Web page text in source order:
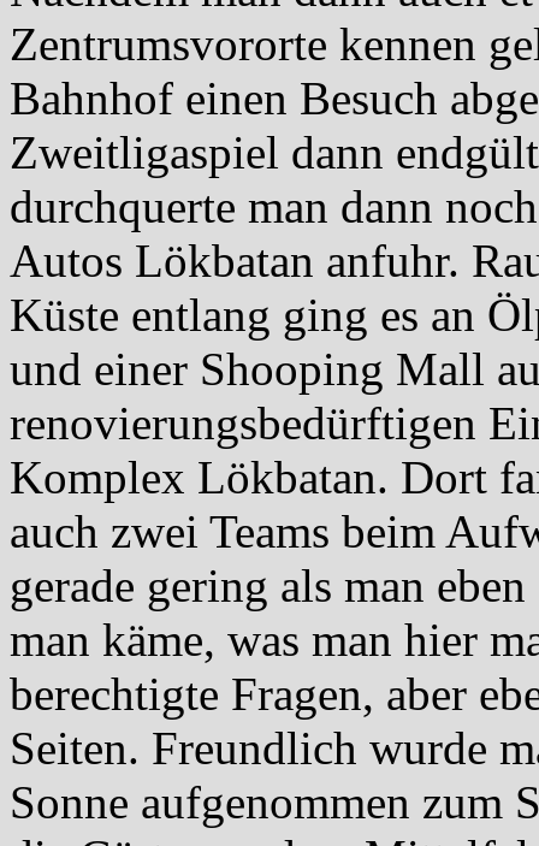
Zentrumsvororte kennen
Bahnhof einen Besuch
Zweitligaspiel dann
durchquerte man dann
Autos Lökbatan anfuhr.
Küste entlang ging es an
und einer Shooping Mall
renovierungsbedürftigen
Komplex Lökbatan. Dort
auch zwei Teams beim
gerade gering als man
man käme, was man hier
berechtigte Fragen, aber
Seiten. Freundlich wurde
Sonne aufgenommen zum